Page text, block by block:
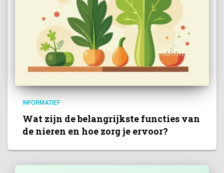
INFORMATIEF
Wat zijn de belangrijkste functies van
de nieren en hoe zorg je ervoor?